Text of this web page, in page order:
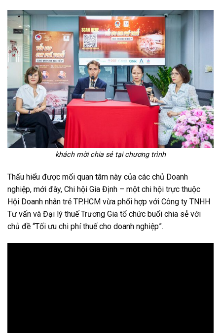
khách mời chia sẻ tại chương trình
Thấu hiểu được mối quan tâm này của các chủ Doanh
nghiệp, mới đây, Chi hội Gia Định – một chi hội trực thuộc
Hội Doanh nhân trẻ TP.HCM vừa phối hợp với Công ty TNHH
Tư vấn và Đại lý thuế Trương Gia tổ chức buổi chia sẻ với
chủ đề “Tối ưu chi phí thuế cho doanh nghiệp”.